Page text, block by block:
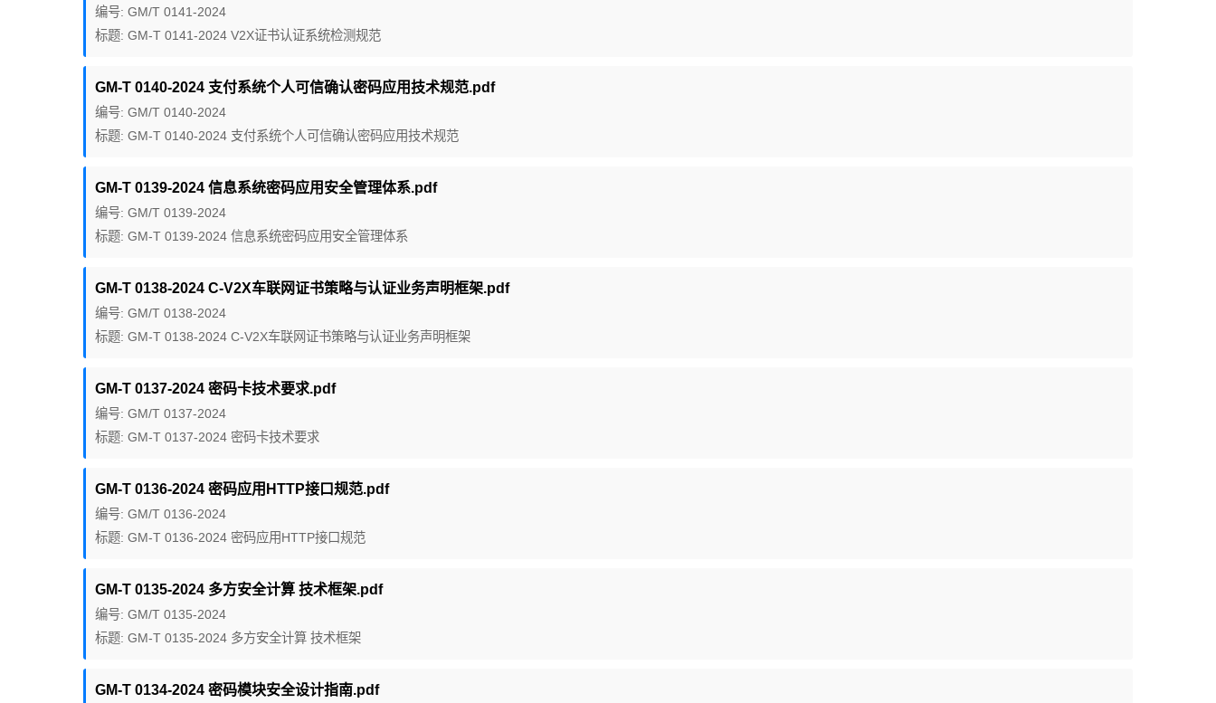
编号: GM/T 0141-2024
标题: GM-T 0141-2024 V2X证书认证系统检测规范
GM-T 0140-2024 支付系统个人可信确认密码应用技术规范.pdf
编号: GM/T 0140-2024
标题: GM-T 0140-2024 支付系统个人可信确认密码应用技术规范
GM-T 0139-2024 信息系统密码应用安全管理体系.pdf
编号: GM/T 0139-2024
标题: GM-T 0139-2024 信息系统密码应用安全管理体系
GM-T 0138-2024 C-V2X车联网证书策略与认证业务声明框架.pdf
编号: GM/T 0138-2024
标题: GM-T 0138-2024 C-V2X车联网证书策略与认证业务声明框架
GM-T 0137-2024 密码卡技术要求.pdf
编号: GM/T 0137-2024
标题: GM-T 0137-2024 密码卡技术要求
GM-T 0136-2024 密码应用HTTP接口规范.pdf
编号: GM/T 0136-2024
标题: GM-T 0136-2024 密码应用HTTP接口规范
GM-T 0135-2024 多方安全计算 技术框架.pdf
编号: GM/T 0135-2024
标题: GM-T 0135-2024 多方安全计算 技术框架
GM-T 0134-2024 密码模块安全设计指南.pdf